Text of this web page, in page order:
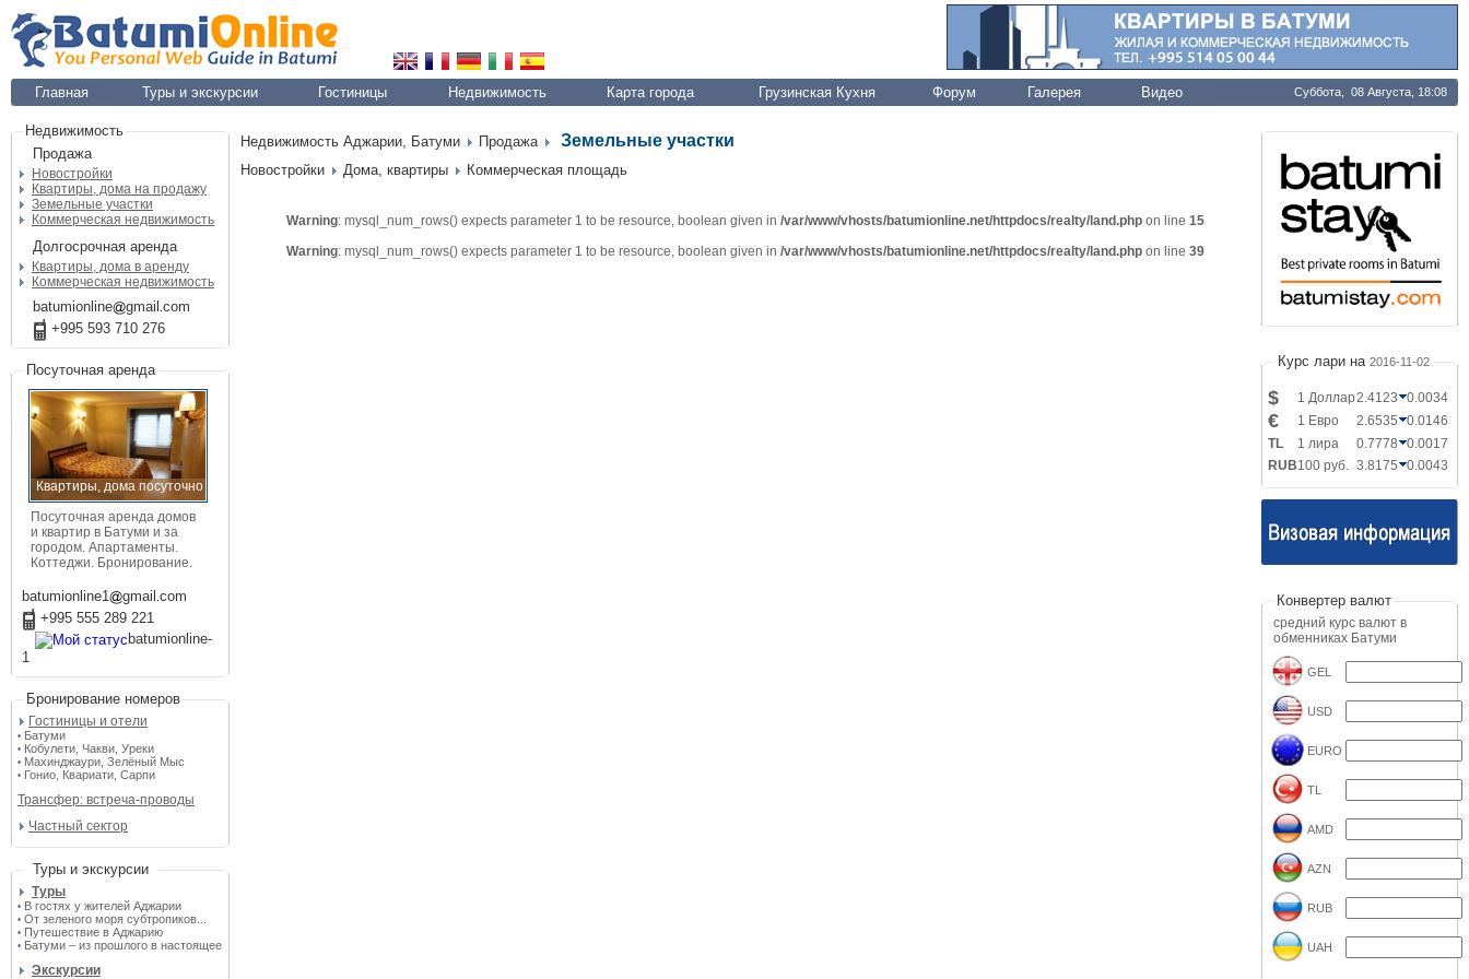
Главная Туры и экскурсии Гостиницы Недвижимость Карта города Грузинская Кухня Форум Галерея Видео Суббота, 08 Августа, 18:08
Недвижимость
Продажа
Новостройки
Квартиры, дома на продажу
Земельные участки
Коммерческая недвижимость
Долгосрочная аренда
Квартиры, дома в аренду
Коммерческая недвижимость
batumionline gmail com
+995 593 710 276
Посуточная аренда
Квартиры, дома посуточно
Посуточная аренда домов
и квартир в Батуми и за
городом. Апартаменты.
Коттеджи. Бронирование.
batumionline1 gmail com
+995 555 289 221
batumionline-
1
Бронирование номеров
Гостиницы и отели
• Батуми
• Кобулети, Чакви, Уреки
• Махинджаури, Зелёный Мыс
• Гонио, Квариати, Сарпи
Трансфер: встреча-проводы
Частный сектор
Туры и экскурсии
Туры
• В гостях у жителей Аджарии
• От зеленого моря субтропиков...
• Путешествие в Аджарию
• Батуми – из прошлого в настоящее
Экскурсии
Курс лари на 2016-11-02
$ 1 Доллар2.4123 0.0034
€ 1 Евро 2.6535
0.0146
TL
1 лира 0.7778
0.0017
RUB100 руб. 3.8175 0.0043
Конвертер валют
средний курс валют в
обменниках Батуми
GEL
USD
EURO
TL
AMD
AZN
RUB
UAH
Недвижимость Аджарии, Батуми Продажа Земельные участки
Новостройки Дома, квартиры Коммерческая площадь
Warning: mysql_num_rows() expects parameter 1 to be resource, boolean given in /var/www/vhosts/batumionline.net/httpdocs/realty/land.php on line 15
Warning: mysql_num_rows() expects parameter 1 to be resource, boolean given in /var/www/vhosts/batumionline.net/httpdocs/realty/land.php on line 39